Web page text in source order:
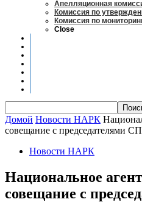
Апелляционная
Комиссия по
Комиссия по
Close
Домой Новости НАРК
совещание с председателями
Новости НАРК
Национальное
совещание с